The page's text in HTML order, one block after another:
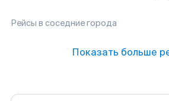
Рейсы в соседние города
Показать больше